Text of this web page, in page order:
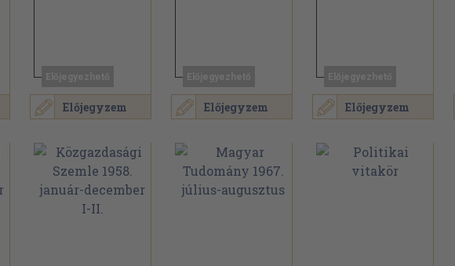
Előjegyzem Előjegyzem Előjegyzem